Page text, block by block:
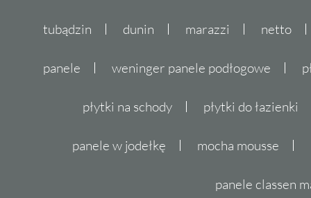
tubądzin dunin marazzi netto
panele weninger panele podłogowe
płytki na schody płytki do łazienki
panele w jodełkę mocha mousse
panele classen